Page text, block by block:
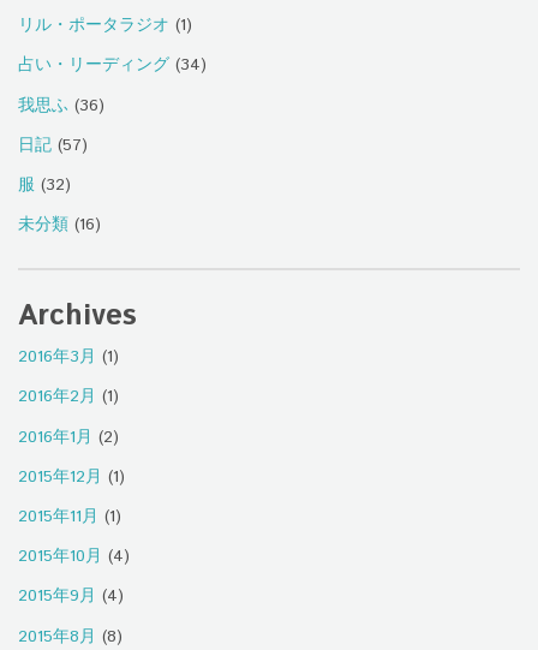
リル・ポータラジオ (1)
占い・リーディング (34)
我思ふ (36)
日記 (57)
服 (32)
未分類 (16)
Archives
2016年3月 (1)
2016年2月 (1)
2016年1月 (2)
2015年12月 (1)
2015年11月 (1)
2015年10月 (4)
2015年9月 (4)
2015年8月 (8)